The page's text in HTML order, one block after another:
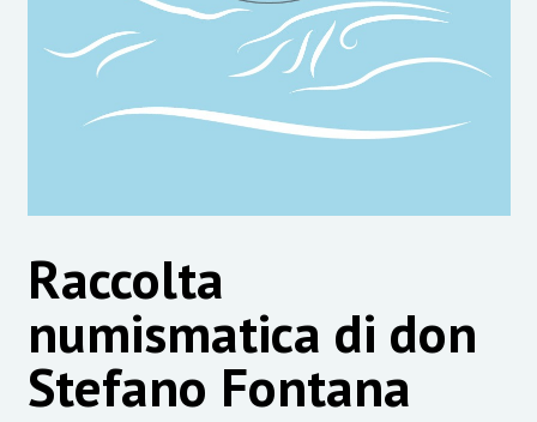
Raccolta
numismatica di don
Stefano Fontana